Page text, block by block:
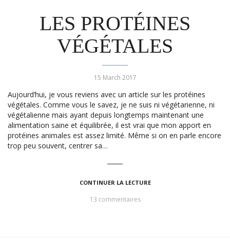
LES PROTÉINES
VÉGÉTALES
15 March 2017
Aujourd’hui, je vous reviens avec un article sur les protéines
végétales. Comme vous le savez, je ne suis ni végétarienne, ni
végétalienne mais ayant depuis longtemps maintenant une
alimentation saine et équilibrée, il est vrai que mon apport en
protéines animales est assez limité. Même si on en parle encore
trop peu souvent, centrer sa…
CONTINUER LA LECTURE
13 commentaires